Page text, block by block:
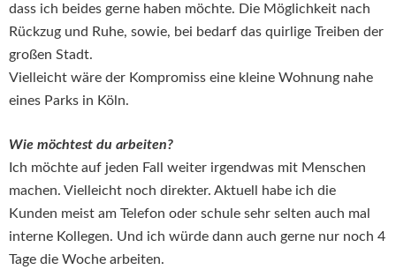
dass ich beides gerne haben möchte. Die Möglichkeit nach
Rückzug und Ruhe, sowie, bei bedarf das quirlige Treiben der
großen Stadt.
Vielleicht wäre der Kompromiss eine kleine Wohnung nahe
eines Parks in Köln.
Wie möchtest du arbeiten?
Ich möchte auf jeden Fall weiter irgendwas mit Menschen
machen. Vielleicht noch direkter. Aktuell habe ich die
Kunden meist am Telefon oder schule sehr selten auch mal
interne Kollegen. Und ich würde dann auch gerne nur noch 4
Tage die Woche arbeiten.